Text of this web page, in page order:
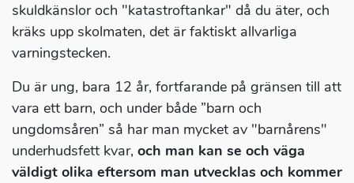
skuldkänslor och "katastroftankar" då du äter, och
kräks upp skolmaten, det är faktiskt allvarliga
varningstecken.
Du är ung, bara 12 år, fortfarande på gränsen till att
vara ett barn, och under både ”barn och
ungdomsåren” så har man mycket av "barnårens"
underhudsfett kvar, och man kan se och väga
väldigt olika eftersom man utvecklas och kommer